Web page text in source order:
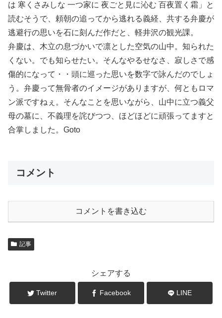
は 寒くさみしな 一つ家に 夜ごと見に沁む 百夜置く霜」と
読むそうで、頼朝の追ってから逃れる義経、共する弁慶が
逃避行の思いを石に刻んだ作だと、軽井沢の観光課。
弁慶は、木立の息づかいで凛とした空気の山中。知られた
くない。でも知らせたい。そんなやるせなさ、寂しさで感
傷的になって・・頭に巡った思いを数字で詠んだのでしょ
う。弁慶って無骨者のイメージがありますが、何ともロマ
ン派ですねぇ。そんなことを思いながら、山中に立つ義父
母の墓に、不義理を詫びつつ、ほどほどに頑張ってますと
合掌しました。Goto
コメント
コメントを書き込む
記事
シェアする
Twitter Facebook LINE